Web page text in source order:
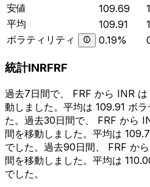
安値
109.69
平均
109.91
ボラティリティ
0.19%
統計INRFRF
過去7日間で、 FRF から INR は
動しました。平均は 109.91 ボ
た。過去30日間で、 FRF から
間を移動しました。平均は
でした。過去90日間、 FRF か
間を移動しました。平均は
でした。